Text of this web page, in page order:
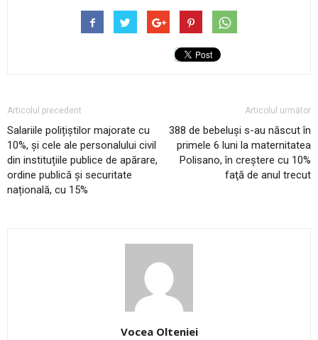
Articolul precedent
Salariile polițiștilor majorate cu
10%, și cele ale personalului civil
din instituțiile publice de apărare,
ordine publică și securitate
națională, cu 15%
Articolul următor
388 de bebeluşi s-au născut în
primele 6 luni la maternitatea
Polisano, în creştere cu 10%
faţă de anul trecut
Vocea Olteniei